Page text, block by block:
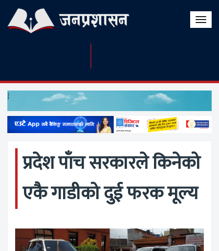
Toggle
प्रदेश पाँच सरकारले किनेको
एकै गाडीको दुई फरक मूल्य